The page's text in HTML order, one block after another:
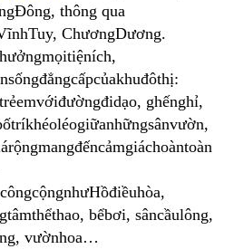
Đông, thông qua
Tuy, ChươngDương.
mọitiệních,
sốngđẳngcấpcủakhuđôthị:
trẻemvớiđườngđidạo, ghếnghỉ,
tríkhéoléogiữanhữngsânvườn,
rộngmangđếncảmgiáchoàntoàn
côngcộngnhưHồđiềuhòa,
tâmthểthao, bểbơi, sâncầulông,
, vườnhoa…